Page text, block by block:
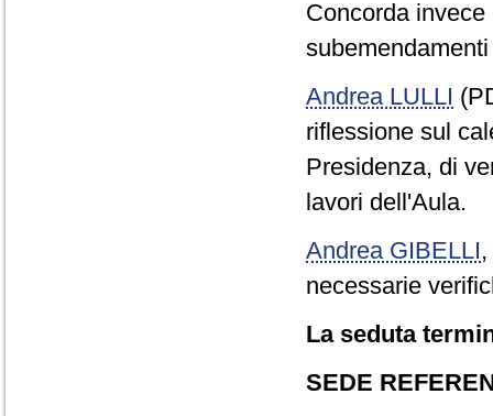
Concorda
Andrea LULLI
riflessione sul
Presidenza, di
lavori dell'Aula.
Andrea GIBELLI,
necessarie
La seduta
SEDE